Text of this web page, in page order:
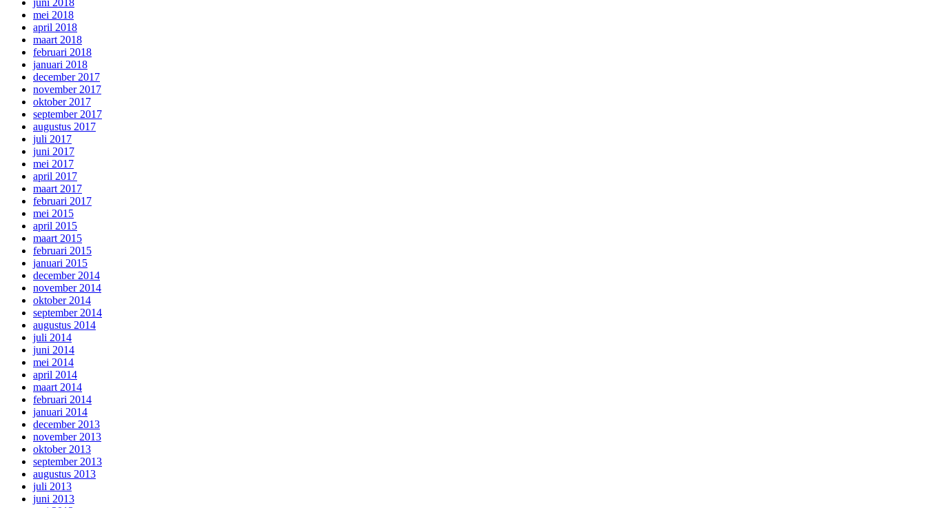
juni 2018
mei 2018
april 2018
maart 2018
februari 2018
januari 2018
december 2017
november 2017
oktober 2017
september 2017
augustus 2017
juli 2017
juni 2017
mei 2017
april 2017
maart 2017
februari 2017
mei 2015
april 2015
maart 2015
februari 2015
januari 2015
december 2014
november 2014
oktober 2014
september 2014
augustus 2014
juli 2014
juni 2014
mei 2014
april 2014
maart 2014
februari 2014
januari 2014
december 2013
november 2013
oktober 2013
september 2013
augustus 2013
juli 2013
juni 2013